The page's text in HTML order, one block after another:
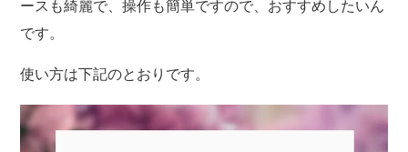
ースも綺麗で、操作も簡単ですので、おすすめしたいん
です。
使い方は下記のとおりです。